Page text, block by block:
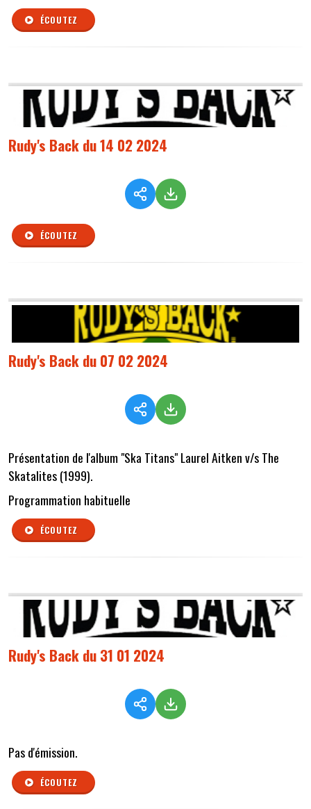
ÉCOUTEZ
Rudy's Back du 14 02 2024
ÉCOUTEZ
Rudy's Back du 07 02 2024
Présentation de l'album "Ska Titans" Laurel Aitken v/s The
Skatalites (1999).
Programmation habituelle
ÉCOUTEZ
Rudy's Back du 31 01 2024
Pas d'émission.
ÉCOUTEZ